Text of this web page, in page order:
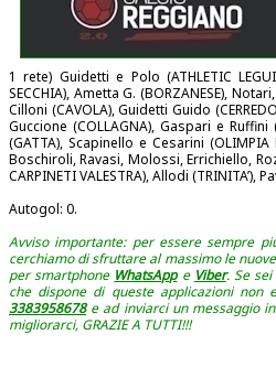
1 rete) Guidetti e Polo (ATHLETIC
SECCHIA), Ametta G. (BORZANESE),
Cilloni (CAVOLA), Guidetti Guido
Guccione (COLLAGNA), Gaspari e
(GATTA), Scapinello e Cesarini (OLIMPIA
Boschiroli, Ravasi, Molossi, Errichiello,
CARPINETI VALESTRA), Allodi (TRINITA’),
Autogol: 0.
Avviso importante: per essere sempre
cerchiamo di sfruttare al massimo le
per smartphone WhatsAppe Viber. Se
che dispone di queste applicazioni
3383958678e ad inviarci un messaggio
migliorarci, GRAZIE A TUTTI!!!